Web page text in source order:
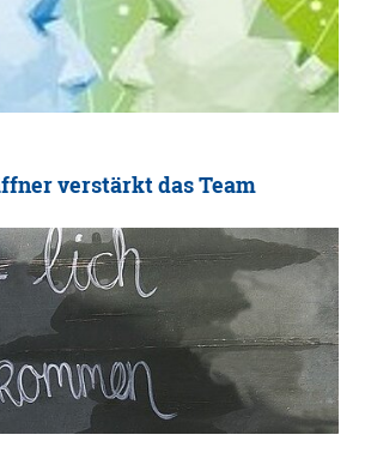
verstärkt das Team